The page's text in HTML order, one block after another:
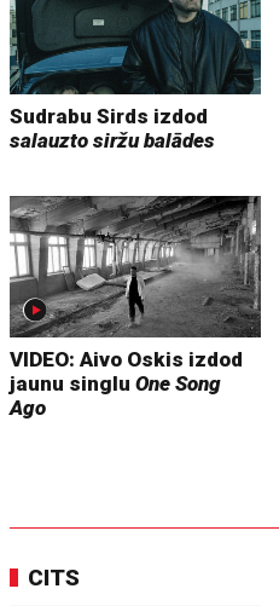
Sudrabu Sirds izdod
salauzto siržu balādes
VIDEO: Aivo Oskis izdod
jaunu singluOne Song
Ago
CITS